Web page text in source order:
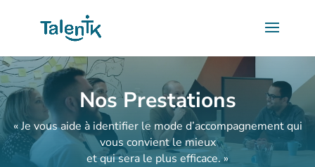
Nos Prestations
« Je vous aide à identifier le mode d’accompagnement qui
vous convient le mieux
et qui sera le plus efficace. »